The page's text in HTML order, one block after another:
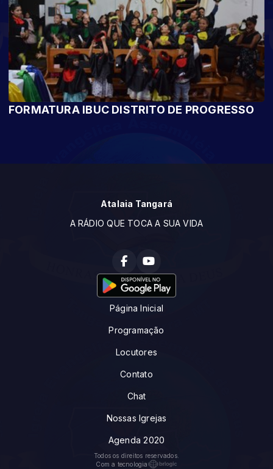
FORMATURA IBUC DISTRITO DE PROGRESSO
Atalaia Tangará
A RÁDIO QUE TOCA A SUA VIDA
Página Inicial
Programação
Locutores
Contato
Chat
Nossas Igrejas
Agenda 2020
Todos os direitos reservados.
Com a tecnologia